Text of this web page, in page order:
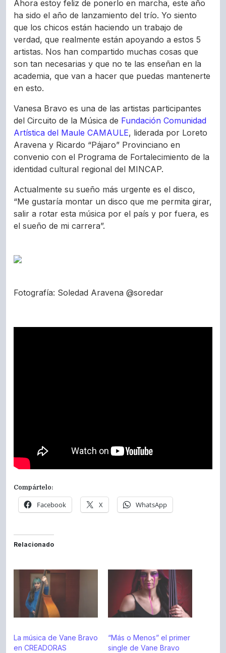
Ahora estoy feliz de ponerlo en marcha, este año
ha sido el año de lanzamiento del trío. Yo siento
que los chicos están haciendo un trabajo de
verdad, que realmente están apoyando a estos 5
artistas. Nos han compartido muchas cosas que
son tan necesarias y que no te las enseñan en la
academia, que van a hacer que puedas mantenerte
en esto.
Vanesa Bravo es una de las artistas participantes
del Circuito de la Música de Fundación Comunidad
Artística del Maule CAMAULE, liderada por Loreto
Aravena y Ricardo “Pájaro” Provinciano en
convenio con el Programa de Fortalecimiento de la
identidad cultural regional del MINCAP.
Actualmente su sueño más urgente es el disco,
“Me gustaría montar un disco que me permita girar,
salir a rotar esta música por el país y por fuera, es
el sueño de mi carrera”.
Fotografía: Soledad Aravena @soredar
Compártelo:
Facebook X WhatsApp
Relacionado
La música de Vane Bravo
en CREADORAS
“Más o Menos” el primer
single de Vane Bravo